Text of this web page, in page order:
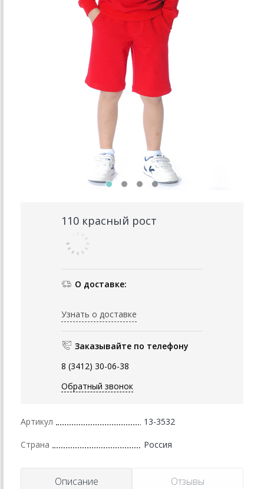
110 красный рост
О доставке:
Узнать о доставке
Заказывайте по телефону
8 (3412) 30-06-38
Обратный звонок
Артикул 13-3532
Страна Россия
Описание Отзывы